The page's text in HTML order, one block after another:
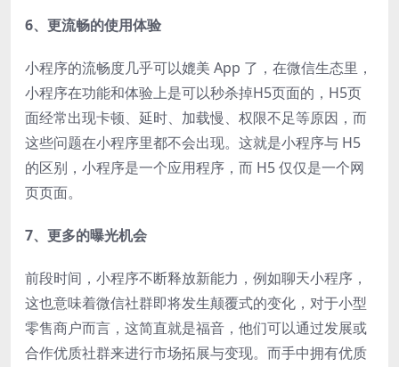
6、更流畅的使用体验
小程序的流畅度几乎可以媲美 App 了，在微信生态里，
小程序在功能和体验上是可以秒杀掉H5页面的，H5页
面经常出现卡顿、延时、加载慢、权限不足等原因，而
这些问题在小程序里都不会出现。这就是小程序与 H5
的区别，小程序是一个应用程序，而 H5 仅仅是一个网
页页面。
7、更多的曝光机会
前段时间，小程序不断释放新能力，例如聊天小程序，
这也意味着微信社群即将发生颠覆式的变化，对于小型
零售商户而言，这简直就是福音，他们可以通过发展或
合作优质社群来进行市场拓展与变现。而手中拥有优质